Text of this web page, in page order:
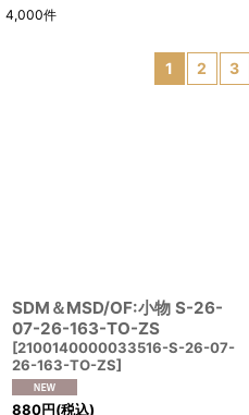
4,000件
1 2 3
SDM＆MSD/OF:小物 S-26-
07-26-163-TO-ZS
[2100140000033516-S-26-07-
26-163-TO-ZS]
880円(税込)